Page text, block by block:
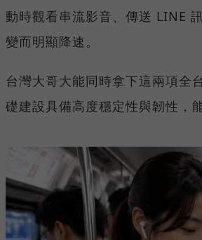
動時觀看串流影音、傳送 LINE
變而明顯降速。
台灣大哥大能同時拿下這兩項全
礎建設具備高度穩定性與韌性，